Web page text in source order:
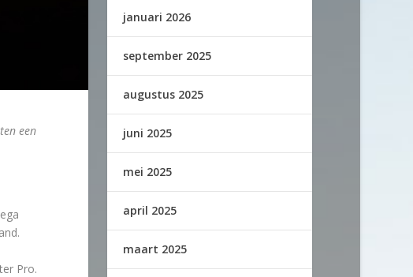
een
Pro.
januari 2026
september 2025
augustus 2025
juni 2025
mei 2025
april 2025
maart 2025